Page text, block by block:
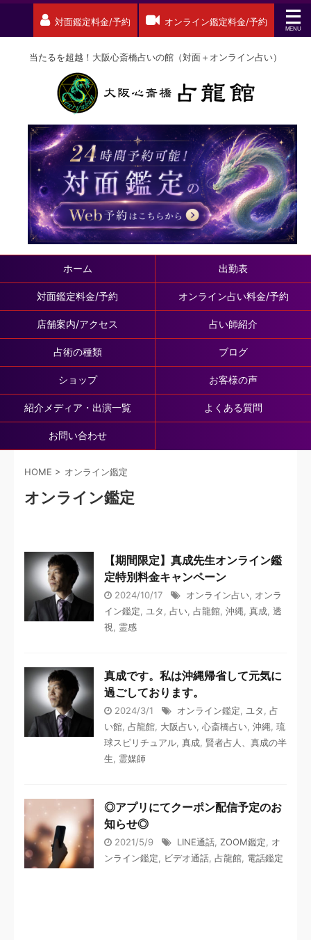
対面鑑定料金/予約 オンライン鑑定料金/予約
当たるを超越！大阪心斎橋占いの館（対面＋オンライン占い）
ホーム 出勤表
対面鑑定料金/予約 オンライン占い料金/予約
店舗案内/アクセス 占い師紹介
占術の種類 ブログ
ショップ お客様の声
紹介メディア・出演一覧 よくある質問
お問い合わせ
HOME > オンライン鑑定
オンライン鑑定
【期間限定】真成先生オンライン鑑
定特別料金キャンペーン
2024/10/17 オンライン占い, オンラ
イン鑑定, ユタ, 占い, 占龍館, 沖縄, 真成, 透
視, 霊感
真成です。私は沖縄帰省して元気に
過ごしております。
2024/3/1 オンライン鑑定, ユタ, 占
い館, 占龍館, 大阪占い, 心斎橋占い, 沖縄, 琉
球スピリチュアル, 真成, 賢者占人、真成の半
生, 霊媒師
◎アプリにてクーポン配信予定のお
知らせ◎
2021/5/9 LINE通話, ZOOM鑑定, オ
ンライン鑑定, ビデオ通話, 占龍館, 電話鑑定